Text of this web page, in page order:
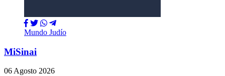
Mundo Judío
MiSinai
06 Agosto 2026